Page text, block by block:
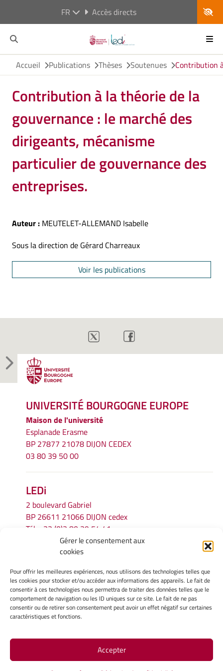
Gérer le consentement aux
cookies
Pour offrir les meilleures expériences, nous utilisons des technologies telles que
les cookies pour stocker et/ou accéder aux informations des appareils. Le fait de
consentir à ces technologies nous permettra de traiter des données telles que le
comportement de navigation ou les ID uniques sur ce site. Le fait de ne pas
consentir ou de retirer son consentement peut avoir un effet négatif sur certaines
caractéristiques et fonctions.
Accepter
FR Accès directs
Accueil Publications Thèses Soutenues Contribution
Contribution à la théorie de la
gouvernance : le marché des
dirigeants, mécanisme
particulier de gouvernance des
entreprises.
Auteur : MEUTELET-ALLEMAND Isabelle
Sous la direction de Gérard Charreaux
Voir les publications
UNIVERSITÉ BOURGOGNE EUROPE
Maison de l'université
Esplanade Erasme
BP 27877 21078 DIJON CEDEX
03 80 39 50 00
LEDi
2 boulevard Gabriel
BP 26611 21066 DIJON cedex
Tél.
+33 (0)3 80 39 54 41
secretariat.ledi@u-bourgogne.fr
INFORMATIONS LÉGALES
Mentions légales
Gérer mes cookies
Politique de cookies
Avertissement
Site Officiel - LEDI @ 2026